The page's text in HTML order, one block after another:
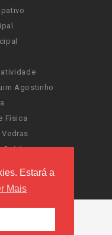
Estará a
Mais
Agostinho
Física
Vedras
Spirit